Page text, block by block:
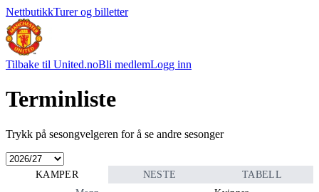
NettbutikkTurer og billetter
Tilbake til United.noBli medlemLogg inn
Terminliste
Trykk på sesongvelgeren for å se andre sesonger
KAMPER NESTE
TABELL